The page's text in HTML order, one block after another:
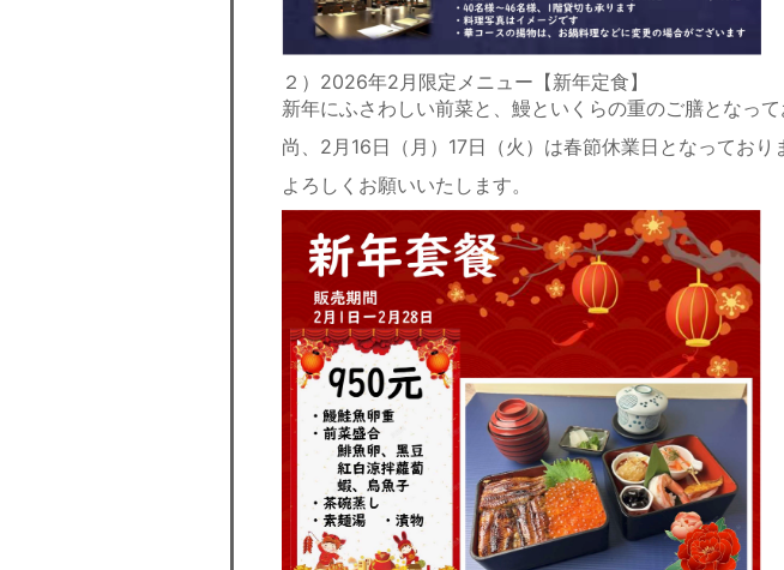
２）2026年2月限定メニュー【新年定食】
新年にふさわしい前菜と、鰻といくらの重のご膳となって
尚、2月16日（月）17日（火）は春節休業日となっており
よろしくお願いいたします。